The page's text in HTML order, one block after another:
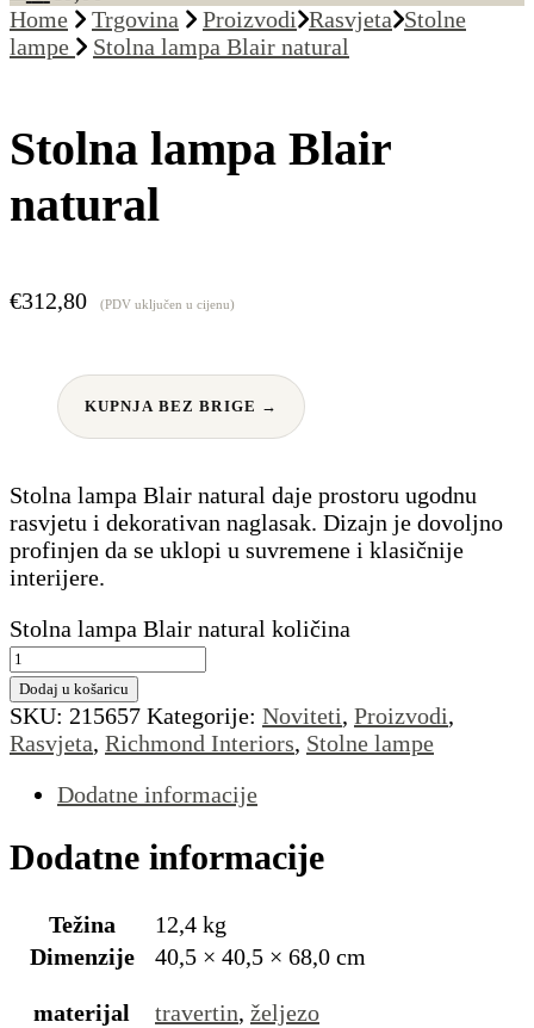
Home
Trgovina Proizvodi Rasvjeta Stolne
lampe
Stolna lampa Blair natural
Stolna lampa Blair
natural
€312,80 (PDV uključen u cijenu)
KUPNJA BEZ BRIGE →
Stolna lampa Blair natural daje prostoru ugodnu
rasvjetu i dekorativan naglasak. Dizajn je dovoljno
profinjen da se uklopi u suvremene i klasičnije
interijere.
Stolna lampa Blair natural količina
Dodaj u košaricu
SKU: 215657 Kategorije: Noviteti, Proizvodi,
Rasvjeta, Richmond Interiors, Stolne lampe
Dodatne informacije
Dodatne informacije
Težina
12,4 kg
Dimenzije
40,5 × 40,5 × 68,0 cm
materijal travertin, željezo